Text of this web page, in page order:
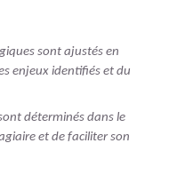
sont ajustés en
enjeux identifiés et du
déterminés dans le
et de faciliter son